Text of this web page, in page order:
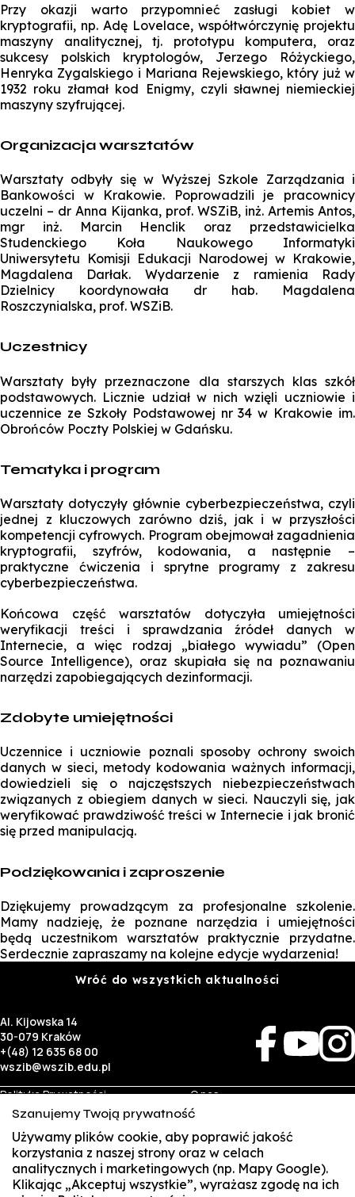
Przy okazji warto przypomnieć zasługi kobiet w
kryptografii, np. Adę Lovelace, współtwórczynię projektu
maszyny analitycznej, tj. prototypu komputera, oraz
sukcesy polskich kryptologów, Jerzego Różyckiego,
Henryka Zygalskiego i Mariana Rejewskiego, który już w
1932 roku złamał kod Enigmy, czyli sławnej niemieckiej
maszyny szyfrującej.
Organizacja warsztatów
Warsztaty odbyły się w Wyższej Szkole Zarządzania i
Bankowości w Krakowie. Poprowadzili je pracownicy
uczelni – dr Anna Kijanka, prof. WSZiB, inż. Artemis Antos,
mgr inż. Marcin Henclik oraz przedstawicielka
Studenckiego Koła Naukowego Informatyki
Uniwersytetu Komisji Edukacji Narodowej w Krakowie,
Magdalena Darłak. Wydarzenie z ramienia Rady
Dzielnicy koordynowała dr hab. Magdalena
Roszczynialska, prof. WSZiB.
Uczestnicy
Warsztaty były przeznaczone dla starszych klas szkół
podstawowych. Licznie udział w nich wzięli uczniowie i
uczennice ze Szkoły Podstawowej nr 34 w Krakowie im.
Obrońców Poczty Polskiej w Gdańsku.
Tematyka i program
Warsztaty dotyczyły głównie cyberbezpieczeństwa, czyli
jednej z kluczowych zarówno dziś, jak i w przyszłości
kompetencji cyfrowych. Program obejmował zagadnienia
kryptografii, szyfrów, kodowania, a następnie –
praktyczne ćwiczenia i sprytne programy z zakresu
cyberbezpieczeństwa.
Końcowa część warsztatów dotyczyła umiejętności
weryfikacji treści i sprawdzania źródeł danych w
Internecie, a więc rodzaj „białego wywiadu” (Open
Source Intelligence), oraz skupiała się na poznawaniu
narzędzi zapobiegających dezinformacji.
Zdobyte umiejętności
Uczennice i uczniowie poznali sposoby ochrony swoich
danych w sieci, metody kodowania ważnych informacji,
dowiedzieli się o najczęstszych niebezpieczeństwach
związanych z obiegiem danych w sieci. Nauczyli się, jak
weryfikować prawdziwość treści w Internecie i jak bronić
się przed manipulacją.
Podziękowania i zaproszenie
Dziękujemy prowadzącym za profesjonalne szkolenie.
Mamy nadzieję, że poznane narzędzia i umiejętności
będą uczestnikom warsztatów praktycznie przydatne.
Serdecznie zapraszamy na kolejne edycje wydarzenia!
Wróć do wszystkich aktualności
Al. Kijowska 14
30-079 Kraków
+(48) 12 635 68 00
wszib@wszib.edu.pl
Polityka Prywatności
RODO
Identyfikacja wizualna
O nas
Rekrutacja
Studia
Kontakt
Biznes
Wynajem sal
Student
Multis Multum
Szanujemy Twoją prywatność
Używamy plików cookie, aby poprawić jakość
korzystania z naszej strony oraz w celach
analitycznych i marketingowych (np. Mapy Google).
Klikając „Akceptuj wszystkie”, wyrażasz zgodę na ich